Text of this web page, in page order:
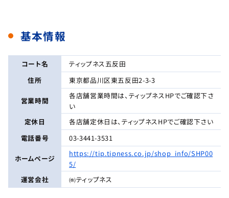
基本情報
コート名
ティップネス五反田
住所
東京都品川区東五反田2-3-3
営業時間
各店舗営業時間は、ティップネスHPでご確認下さ
い
定休日
各店舗定休日は、ティップネスHPでご確認下さい
電話番号
03-3441-3531
ホームページ
https://tip.tipness.co.jp/shop_info/SHP00
5/
運営会社
㈱ティップネス